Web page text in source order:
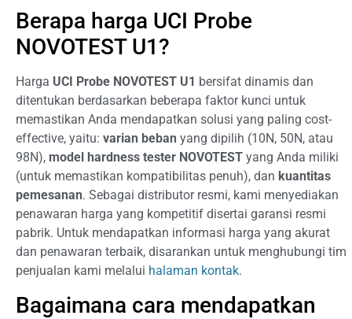
Berapa harga UCI Probe
NOVOTEST U1?
Harga UCI Probe NOVOTEST U1 bersifat dinamis dan
ditentukan berdasarkan beberapa faktor kunci untuk
memastikan Anda mendapatkan solusi yang paling cost-
effective, yaitu: varian beban yang dipilih (10N, 50N, atau
98N), model hardness tester NOVOTEST yang Anda miliki
(untuk memastikan kompatibilitas penuh), dan kuantitas
pemesanan. Sebagai distributor resmi, kami menyediakan
penawaran harga yang kompetitif disertai garansi resmi
pabrik. Untuk mendapatkan informasi harga yang akurat
dan penawaran terbaik, disarankan untuk menghubungi tim
penjualan kami melalui halaman kontak.
Bagaimana cara mendapatkan